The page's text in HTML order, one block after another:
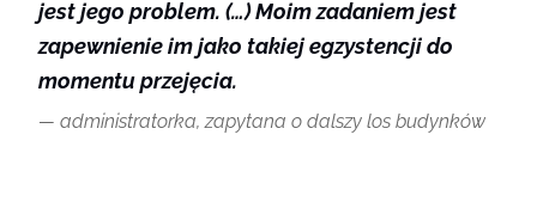
jest jego problem. (…) Moim zadaniem jest
zapewnienie im jako takiej egzystencji do
momentu przejęcia.
administratorka, zapytana o dalszy los budynków